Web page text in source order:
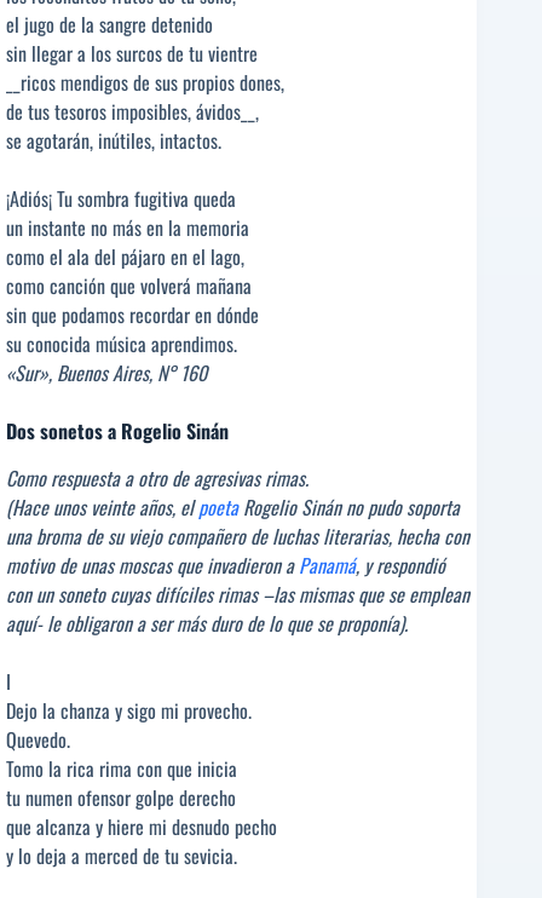
el jugo de la sangre detenido
sin llegar a los surcos de tu vientre
__ricos mendigos de sus propios dones,
de tus tesoros imposibles, ávidos__,
se agotarán, inútiles, intactos.
¡Adiós¡ Tu sombra fugitiva queda
un instante no más en la memoria
como el ala del pájaro en el lago,
como canción que volverá mañana
sin que podamos recordar en dónde
su conocida música aprendimos.
«Sur», Buenos Aires, N° 160
Dos sonetos a Rogelio Sinán
Como respuesta a otro de agresivas rimas.
(Hace unos veinte años, elpoetaRogelio Sinán no pudo soporta
una broma de su viejo compañero de luchas literarias, hecha con
motivo de unas moscas que invadieron aPanamá, y respondió
con un soneto cuyas difíciles rimas –las mismas que se emplean
aquí- le obligaron a ser más duro de lo que se proponía).
I
Dejo la chanza y sigo mi provecho.
Quevedo.
Tomo la rica rima con que inicia
tu numen ofensor golpe derecho
que alcanza y hiere mi desnudo pecho
y lo deja a merced de tu sevicia.